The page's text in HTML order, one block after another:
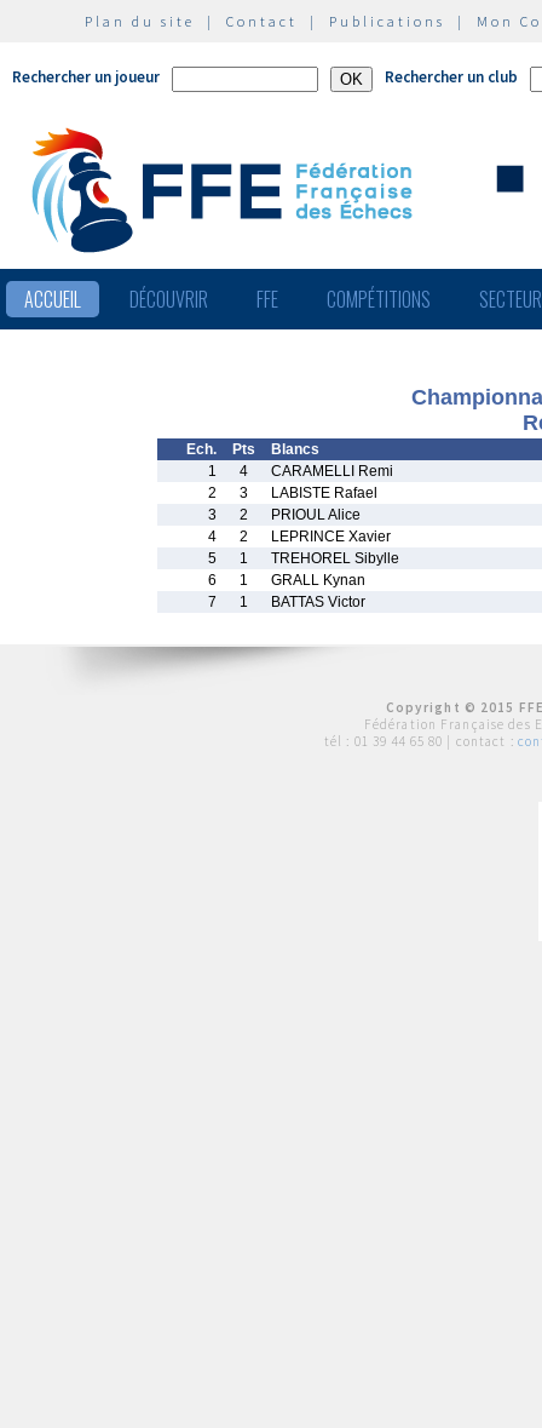
Plan du site | Contact | Publications | Mon
Rechercher un joueur Rechercher un club
ACCUEIL DÉCOUVRIR FFE COMPÉTITIONS
Ech. Pts
Blancs
1
4
CARAMELLI Remi
2
3
LABISTE Rafael
3
2
PRIOUL Alice
4
2
LEPRINCE Xavier
5
1
TREHOREL Sibylle
6
1
GRALL Kynan
7
1 BATTAS Victor
Copyright © 2015
Fédération Française des
tél : 01 39 44 65 80 | contact :